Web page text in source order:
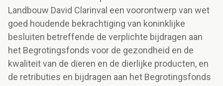
Landbouw David Clarinval een voorontwerp van wet
goed houdende bekrachtiging van koninklijke
besluiten betreffende de verplichte bijdragen aan
het Begrotingsfonds voor de gezondheid en de
kwaliteit van de dieren en de dierlijke producten, en
de retributies en bijdragen aan het Begrotingsfonds